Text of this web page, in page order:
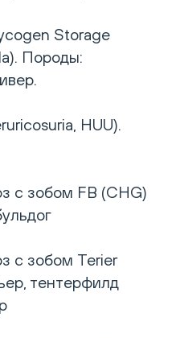
Storage
Породы:
HUU).
с зобом FB (CHG)
с зобом Terier
тентерфилд